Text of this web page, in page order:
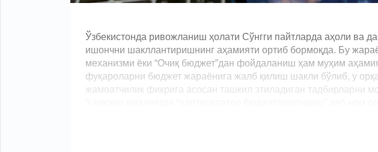
Ўзбекистонда ривожланиш ҳолати Сўнгги пайтларда аҳоли ва
ишончни шакллантиришнинг аҳамияти ортиб бормоқда. Бу
механизми ёки “Очиқ бюджет”дан фойдаланиш ҳам муҳим
фуқароларни бюджет жараёнига жалб қилиш шакли бўлиб, у
жамоатчилик фикрига асосан ташкил этиладиган тадбирларни